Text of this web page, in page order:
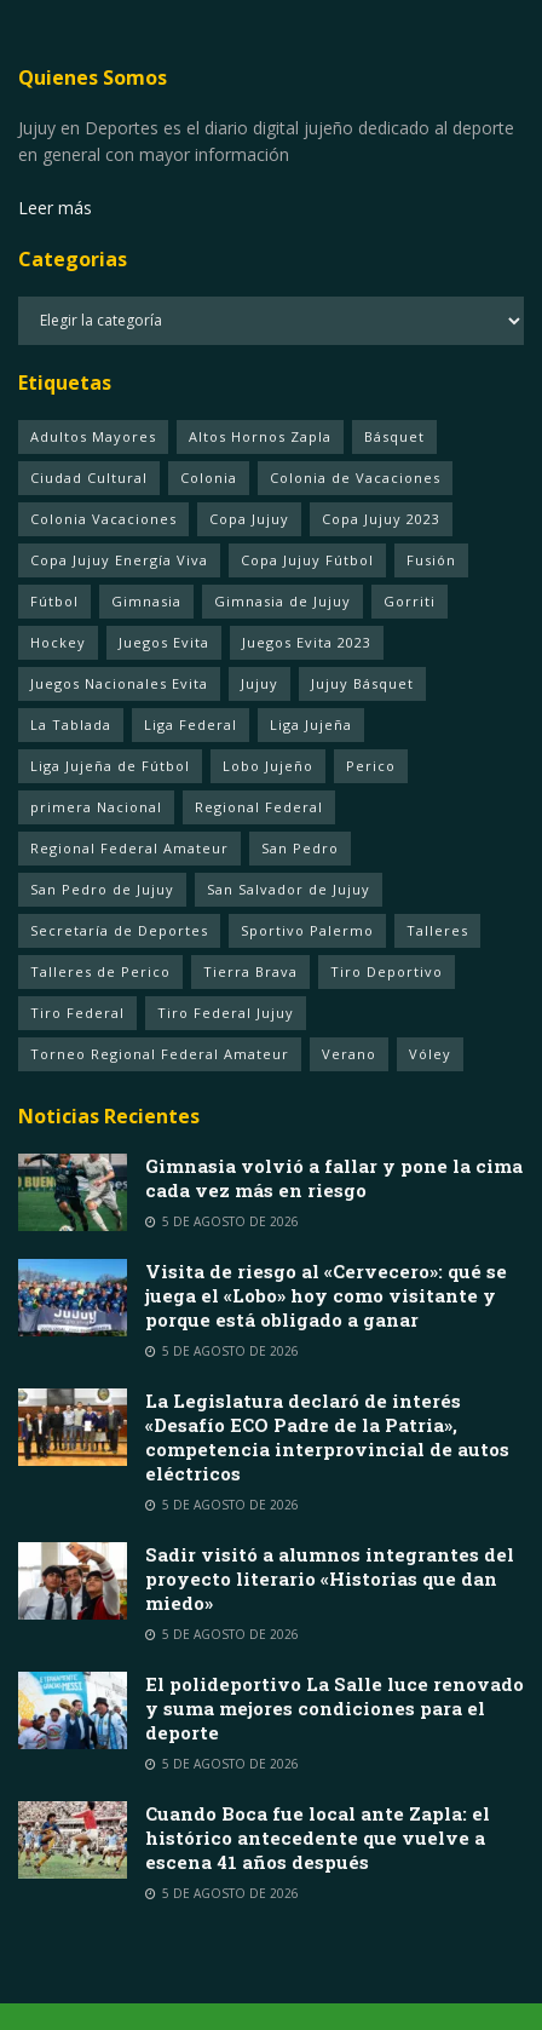
Quienes Somos
Jujuy en Deportes es el diario digital jujeño dedicado al deporte
en general con mayor información
Leer más
Categorias
Etiquetas
Adultos Mayores Altos Hornos Zapla Básquet
Ciudad Cultural Colonia Colonia de Vacaciones
Colonia Vacaciones Copa Jujuy Copa Jujuy 2023
Copa Jujuy Energía Viva Copa Jujuy Fútbol Fusión
Fútbol Gimnasia Gimnasia de Jujuy Gorriti
Hockey Juegos Evita Juegos Evita 2023
Juegos Nacionales Evita Jujuy Jujuy Básquet
La Tablada Liga Federal Liga Jujeña
Liga Jujeña de Fútbol Lobo Jujeño Perico
primera Nacional Regional Federal
Regional Federal Amateur San Pedro
San Pedro de Jujuy San Salvador de Jujuy
Secretaría de Deportes Sportivo Palermo Talleres
Talleres de Perico Tierra Brava Tiro Deportivo
Tiro Federal Tiro Federal Jujuy
Torneo Regional Federal Amateur Verano Vóley
Noticias Recientes
Gimnasia volvió a fallar y pone la cima
cada vez más en riesgo
5 DE AGOSTO DE 2026
Visita de riesgo al «Cervecero»: qué se
juega el «Lobo» hoy como visitante y
porque está obligado a ganar
5 DE AGOSTO DE 2026
La Legislatura declaró de interés
«Desafío ECO Padre de la Patria»,
competencia interprovincial de autos
eléctricos
5 DE AGOSTO DE 2026
Sadir visitó a alumnos integrantes del
proyecto literario «Historias que dan
miedo»
5 DE AGOSTO DE 2026
El polideportivo La Salle luce renovado
y suma mejores condiciones para el
deporte
5 DE AGOSTO DE 2026
Cuando Boca fue local ante Zapla: el
histórico antecedente que vuelve a
escena 41 años después
5 DE AGOSTO DE 2026